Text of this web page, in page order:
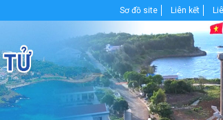
HỌC TẬP VÀ LÀM THEO TƯ TƯỞNG, ĐẠO ĐỨC,
Sơ đồ site Liên kết